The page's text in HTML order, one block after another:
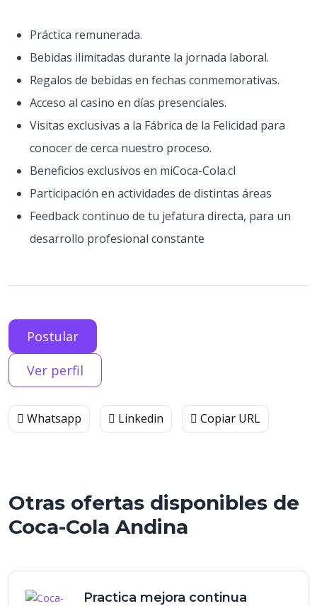
Práctica remunerada.
Bebidas ilimitadas durante la jornada laboral.
Regalos de bebidas en fechas conmemorativas.
Acceso al casino en días presenciales.
Visitas exclusivas a la Fábrica de la Felicidad para
conocer de cerca nuestro proceso.
Beneficios exclusivos en miCoca-Cola.cl
Participación en actividades de distintas áreas
Feedback continuo de tu jefatura directa, para un
desarrollo profesional constante
Postular
Ver perfil
Whatsapp Linkedin Copiar URL
Otras ofertas disponibles de
Coca-Cola Andina
Practica mejora continua